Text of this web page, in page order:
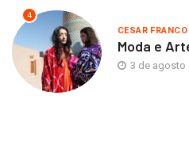
4
CESAR FRANCO
Moda e
3 de agosto